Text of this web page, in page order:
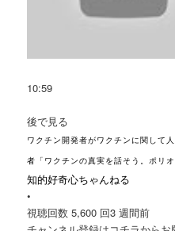
10:59
後で見る
ワクチン開発者がワクチンに関して
者「ワクチンの真実を話そう。ポリ
知的好奇心ちゃんねる
•
視聴回数 5,600 回3 週間前